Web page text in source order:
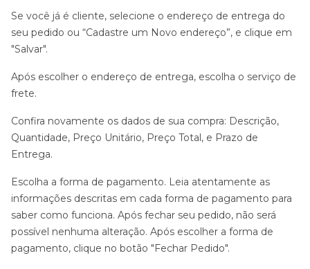
Se você já é cliente, selecione o endereço de entrega do
seu pedido ou “Cadastre um Novo endereço”, e clique em
"Salvar".
Após escolher o endereço de entrega, escolha o serviço de
frete.
Confira novamente os dados de sua compra: Descrição,
Quantidade, Preço Unitário, Preço Total, e Prazo de
Entrega.
Escolha a forma de pagamento. Leia atentamente as
informações descritas em cada forma de pagamento para
saber como funciona. Após fechar seu pedido, não será
possível nenhuma alteração. Após escolher a forma de
pagamento, clique no botão "Fechar Pedido".